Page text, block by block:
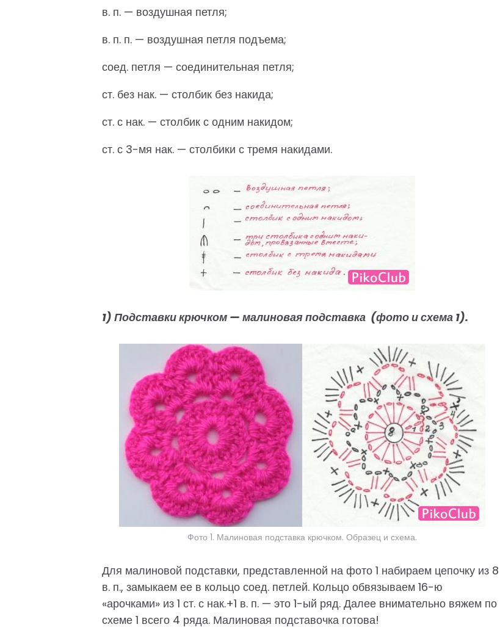
в. п. — воздушная петля;
в. п. п. — воздушная петля подъема;
соед. петля — соединительная петля;
ст. без нак. — столбик без накида;
ст. с нак. — столбик с одним накидом;
ст. с 3-мя нак. — столбики с тремя накидами.
1) Подставки крючком — малиновая подставка (фото и схема 1).
Фото 1. Малиновая подставка крючком. Образец и схема.
Для малиновой подставки, представленной на фото 1 набираем цепочку из 8
в. п., замыкаем ее в кольцо соед. петлей. Кольцо обвязываем 16-ю
«арочками» из 1 ст. с нак.+1 в. п. — это 1-ый ряд. Далее внимательно вяжем по
схеме 1 всего 4 ряда. Малиновая подставочка готова!